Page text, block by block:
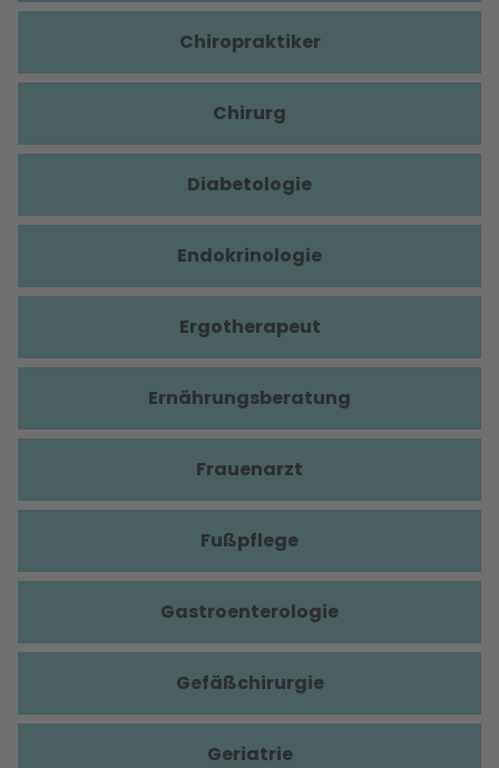
Chiropraktiker
Chirurg
Diabetologie
Endokrinologie
Ergotherapeut
Ernährungsberatung
Frauenarzt
Fußpflege
Gastroenterologie
Gefäßchirurgie
Geriatrie